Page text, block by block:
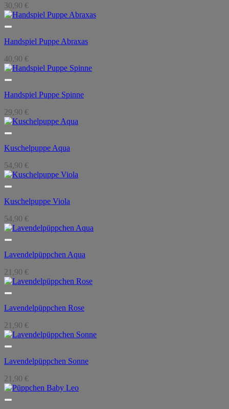
30,90 €
Handspiel Puppe Abraxas
40,90 €
Handspiel Puppe Spinne
29,90 €
Kuschelpuppe Aqua
54,90 €
Kuschelpuppe Viola
54,90 €
Lavendelpüppchen Aqua
21,90 €
Lavendelpüppchen Rose
21,90 €
Lavendelpüppchen Sonne
21,90 €